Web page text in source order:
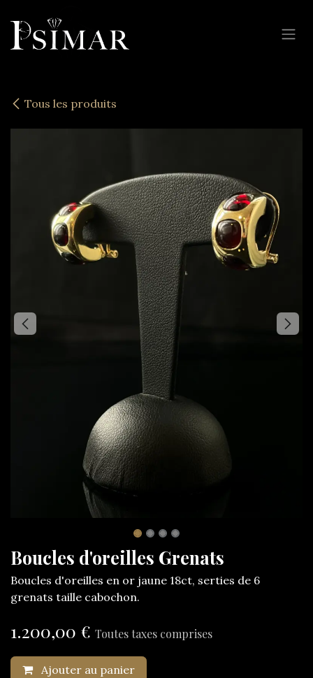
Tous les produits
Boucles d'oreilles Grenats
Boucles d'oreilles en or jaune 18ct, serties de 6
grenats taille cabochon.
1.200,00 € Toutes taxes comprises
Ajouter au panier